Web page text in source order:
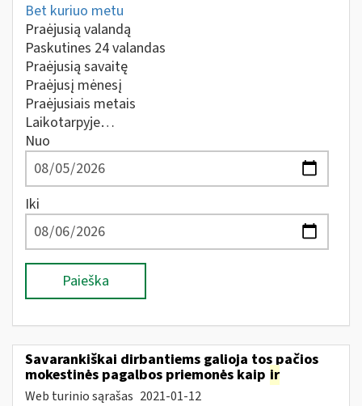
Bet kuriuo metu
Praėjusią valandą
Paskutines 24 valandas
Praėjusią savaitę
Praėjusį mėnesį
Praėjusiais metais
Laikotarpyje…
Nuo
Iki
Paieška
Savarankiškai dirbantiems galioja tos pačios
mokestinės pagalbos priemonės kaip ir
Web turinio sąrašas 2021-01-12